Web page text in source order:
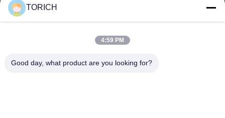
উন্নয়ন, ট্রেডিং, গুদামজাতকরণ এবং কাস্টমাইজড প্রক্রিয়াকরণে 30...
গুরুত্বপূর্ণ সংযোগ
পণ্য
কারখানা ভ্রমণ
মান নিয়ন্ত্রণ
TORICH
4:59 PM
Good day, what product are you looking for?